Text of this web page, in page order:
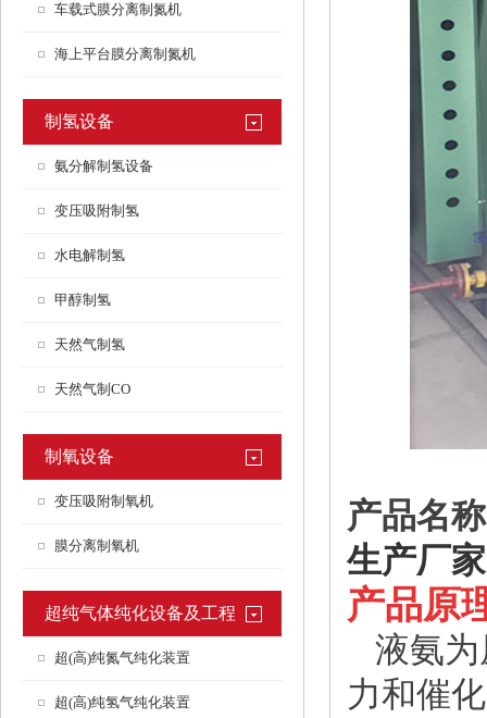
车载式膜分离制氮机
海上平台膜分离制氮机
制氢设备
氨分解制氢设备
变压吸附制氢
水电解制氢
甲醇制氢
天然气制氢
天然气制CO
制氧设备
变压吸附制氧机
膜分离制氧机
超纯气体纯化设备及工程
超(高)纯氮气纯化装置
超(高)纯氢气纯化装置
产品名
生产厂
产品原
液氨为
力和催